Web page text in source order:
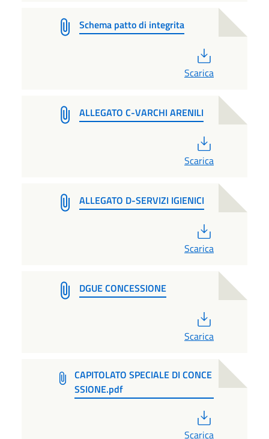
Schema patto di integrita
Scarica
ALLEGATO C-VARCHI ARENILI
Scarica
ALLEGATO D-SERVIZI IGIENICI
Scarica
DGUE CONCESSIONE
Scarica
CAPITOLATO SPECIALE DI CONCE
SSIONE.pdf
Scarica